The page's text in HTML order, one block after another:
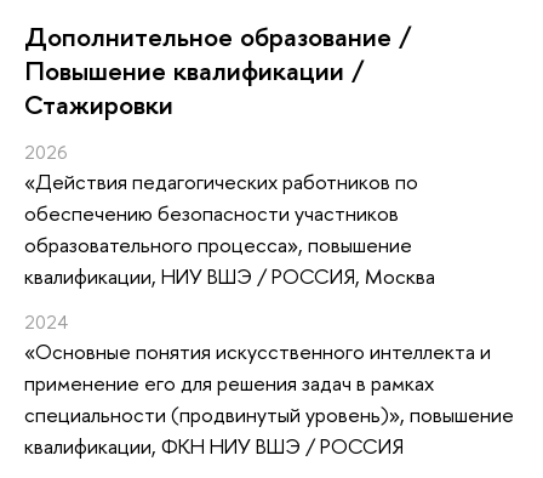
Дополнительное образование /
Повышение квалификации /
Стажировки
2026
«Действия педагогических работников по
обеспечению безопасности участников
образовательного процесса», повышение
квалификации, НИУ ВШЭ / РОССИЯ, Москва
2024
«Основные понятия искусственного интеллекта и
применение его для решения задач в рамках
специальности (продвинутый уровень)», повышение
квалификации, ФКН НИУ ВШЭ / РОССИЯ